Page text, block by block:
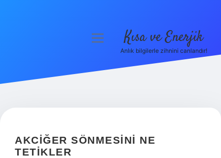
Hakkımızda
menüyü
Kısa ve Enerjik
Anlık bilgilerle zihnini canlandır!
AKCIĞER SÖNMESINI NE
TETIKLER